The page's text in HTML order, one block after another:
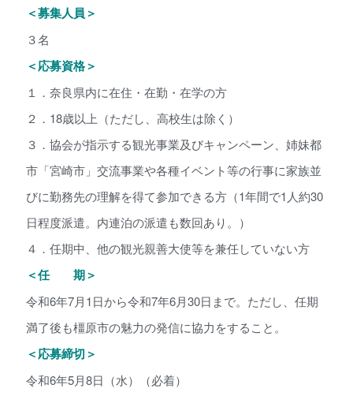
＜募集人員＞
３名
＜応募資格＞
１．奈良県内に在住・在勤・在学の方
２．18歳以上（ただし、高校生は除く）
３．協会が指示する観光事業及びキャンペーン、姉妹都
市「宮崎市」交流事業や各種イベント等の行事に家族並
びに勤務先の理解を得て参加できる方（1年間で1人約30
日程度派遣。内連泊の派遣も数回あり。）
４．任期中、他の観光親善大使等を兼任していない方
＜任 期＞
令和6年7月1日から令和7年6月30日まで。ただし、任期
満了後も橿原市の魅力の発信に協力をすること。
＜応募締切＞
令和6年5月8日（水）（必着）